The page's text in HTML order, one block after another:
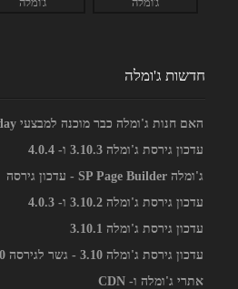
חדשות ג'ומלה
האם חנות ג'ומלה כבר מוכנה למבצעי Black Friday?
עדכון גירסת ג'ומלה 3.10.3 ו- 4.0.4
ג'ומלה SP Page Builder - עדכון גירסה
עדכון גירסת ג'ומלה 3.10.2 ו- 4.0.3
עדכון גירסת ג'ומלה 3.10.1
עדכון גירסת ג'ומלה 3.10 - גשר לגירסה 4.0
אתרי ג'ומלה ו- CDN